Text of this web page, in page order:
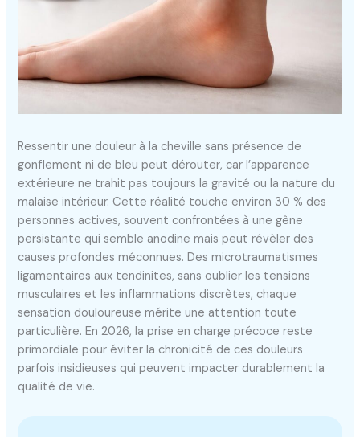
Ressentir une douleur à la cheville sans présence de
gonflement ni de bleu peut dérouter, car l’apparence
extérieure ne trahit pas toujours la gravité ou la nature du
malaise intérieur. Cette réalité touche environ 30 % des
personnes actives, souvent confrontées à une gêne
persistante qui semble anodine mais peut révèler des
causes profondes méconnues. Des microtraumatismes
ligamentaires aux tendinites, sans oublier les tensions
musculaires et les inflammations discrètes, chaque
sensation douloureuse mérite une attention toute
particulière. En 2026, la prise en charge précoce reste
primordiale pour éviter la chronicité de ces douleurs
parfois insidieuses qui peuvent impacter durablement la
qualité de vie.